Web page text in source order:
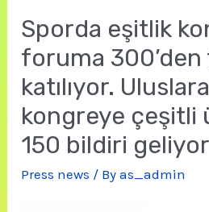
Sporda eşitlik
foruma 300’den
katılıyor.
kongreye çeşitli
150 bildiri geliyor
Press news / Byas_admin